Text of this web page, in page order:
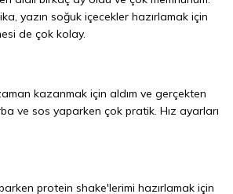
yazın soğuk içecekler hazırlamak için
de çok kolay.
kazanmak için aldım ve gerçekten
ve sos yaparken çok pratik. Hız ayarları
protein shake'lerimi hazırlamak için